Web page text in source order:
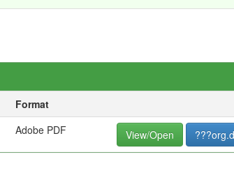
Format
Adobe PDF View/Open